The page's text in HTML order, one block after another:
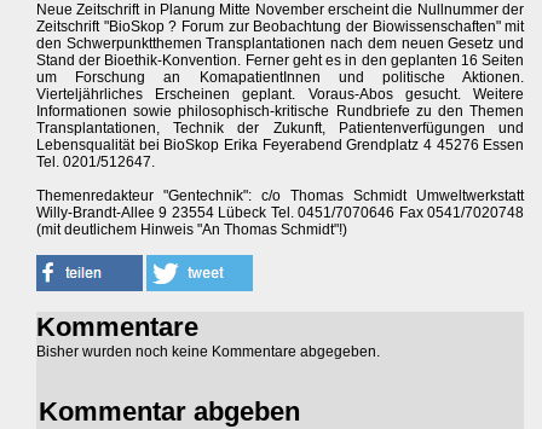
Neue Zeitschrift in Planung Mitte November erscheint die Nullnummer der
Zeitschrift "BioSkop ? Forum zur Beobachtung der Biowissenschaften" mit
den Schwerpunktthemen Transplantationen nach dem neuen Gesetz und
Stand der Bioethik-Konvention. Ferner geht es in den geplanten 16 Seiten
um Forschung an KomapatientInnen und politische Aktionen.
Vierteljährliches Erscheinen geplant. Voraus-Abos gesucht. Weitere
Informationen sowie philosophisch-kritische Rundbriefe zu den Themen
Transplantationen, Technik der Zukunft, Patientenverfügungen und
Lebensqualität bei BioSkop Erika Feyerabend Grendplatz 4 45276 Essen
Tel. 0201/512647.
Themenredakteur "Gentechnik": c/o Thomas Schmidt Umweltwerkstatt
Willy-Brandt-Allee 9 23554 Lübeck Tel. 0451/7070646 Fax 0541/7020748
(mit deutlichem Hinweis "An Thomas Schmidt"!)
Kommentare
Bisher wurden noch keine Kommentare abgegeben.
Kommentar abgeben